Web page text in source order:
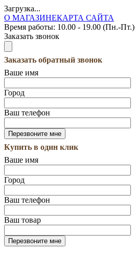
Загрузка...
О МАГАЗИНЕКАРТА САЙТА
Время работы: 10.00 - 19.00 (Пн.-Пт.)
Заказать звонок
Заказать обратный звонок
Ваше имя
Город
Ваш телефон
Купить в один клик
Ваше имя
Город
Ваш телефон
Ваш товар